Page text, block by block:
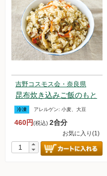
肉類
冷蔵食品他
惣菜
麺
乾物
調味料
伝統酒類
吉野コスモス会・奈良県
昆布炊き込みご飯のもと
冷凍 アレルゲン: 小麦、大豆
460円(税込) 2合分
お気に入り(1)